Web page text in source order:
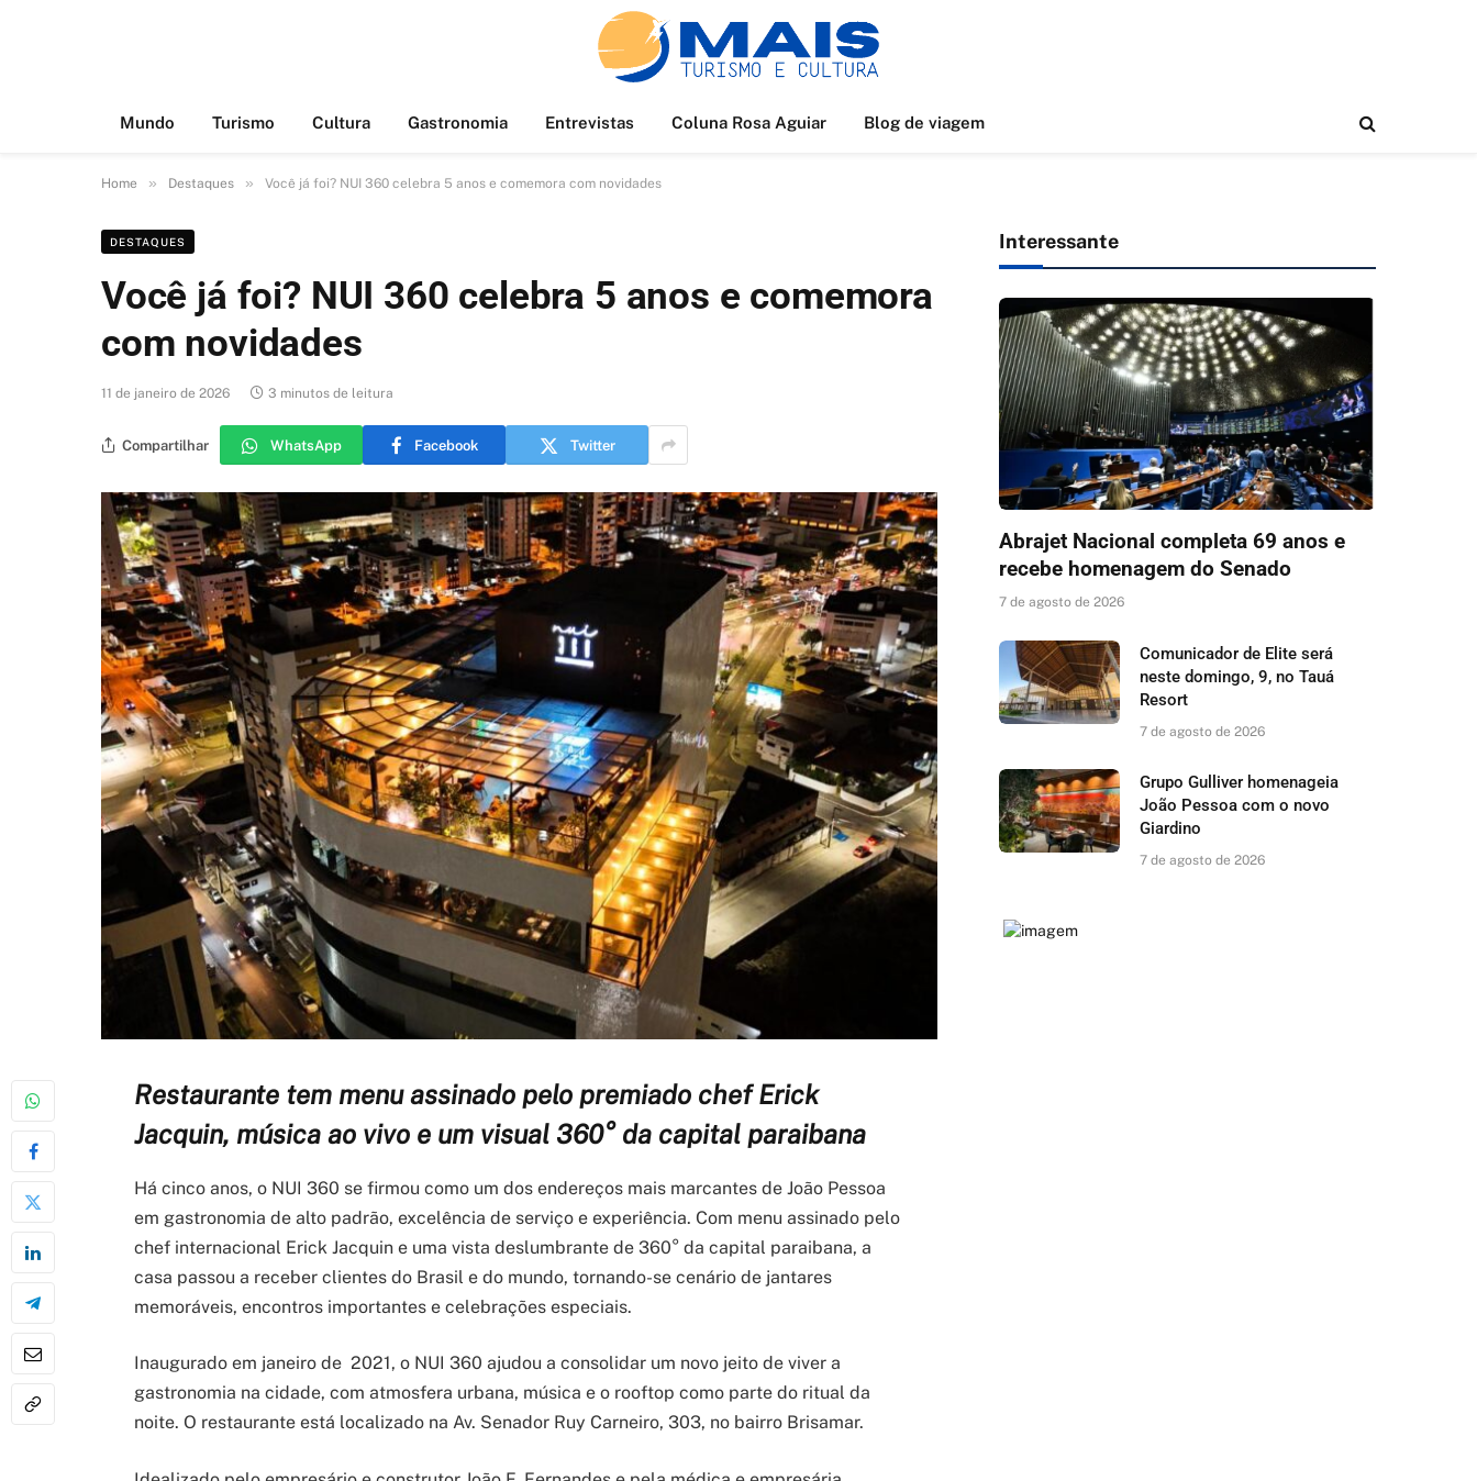
Mundo Turismo Cultura Gastronomia Entrevistas Coluna Rosa Aguiar Blog de viagem
Home » Destaques » Você já foi? NUI 360 celebra 5 anos e comemora com novidades
DESTAQUES
Você já foi? NUI 360 celebra 5 anos e comemora
com novidades
11 de janeiro de 2026 3 minutos de leitura
Compartilhar WhatsApp Facebook Twitter
Restaurante tem menu assinado pelo premiado chef Erick
Jacquin, música ao vivo e um visual 360° da capital paraibana
Há cinco anos, o NUI 360 se firmou como um dos endereços mais marcantes de João Pessoa
em gastronomia de alto padrão, excelência de serviço e experiência. Com menu assinado pelo
chef internacional Erick Jacquin e uma vista deslumbrante de 360° da capital paraibana, a
casa passou a receber clientes do Brasil e do mundo, tornando-se cenário de jantares
memoráveis, encontros importantes e celebrações especiais.
Inaugurado em janeiro de 2021, o NUI 360 ajudou a consolidar um novo jeito de viver a
gastronomia na cidade, com atmosfera urbana, música e o rooftop como parte do ritual da
noite. O restaurante está localizado na Av. Senador Ruy Carneiro, 303, no bairro Brisamar.
Interessante
Abrajet Nacional completa 69 anos e
recebe homenagem do Senado
7 de agosto de 2026
Comunicador de Elite será
neste domingo, 9, no Tauá
Resort
7 de agosto de 2026
Grupo Gulliver homenageia
João Pessoa com o novo
Giardino
7 de agosto de 2026